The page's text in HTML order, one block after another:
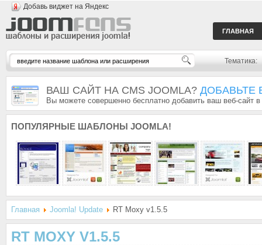
Добавь виджет на Яндекс
ГЛАВНАЯ
Тематика:
ВАШ САЙТ НА CMS JOOMLA? ДОБАВЬТЕ
Вы можете совершенно бесплатно добавить ваш веб-сайт
ПОПУЛЯРНЫЕ ШАБЛОНЫ JOOMLA!
Главная Joomla! Update RT Moxy v1.5.5
RT MOXY V1.5.5